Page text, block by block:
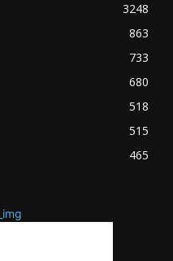
3248
863
733
680
518
515
465